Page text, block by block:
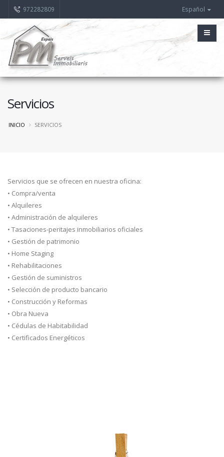
972282809 Español
Servicios
INICIO SERVICIOS
Servicios que se ofrecen en nuestra oficina:
• Compra/venta
• Alquileres
• Administración de alquileres
• Tasaciones-peritajes inmobiliarios oficiales
• Gestión de patrimonio
• Home Staging
• Rehabilitaciones
• Gestión de suministros
• Selección de producto bancario
• Construcción y Reformas
• Obra Nueva
• Cédulas de Habitabilidad
• Certificados Energéticos